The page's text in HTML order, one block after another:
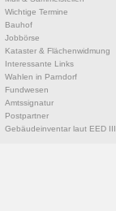
Wichtige Termine
Bauhof
Jobbörse
Kataster & Flächenwidmung
Interessante Links
Wahlen in Parndorf
Fundwesen
Amtssignatur
Postpartner
Gebäudeinventar laut EED III